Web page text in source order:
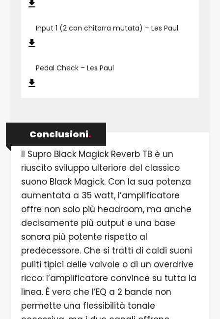
Input 1 (2 con chitarra mutata) – Les Paul
Pedal Check – Les Paul
Conclusioni.
Il Supro Black Magick Reverb TB è un
riuscito sviluppo ulteriore del classico
suono Black Magick. Con la sua potenza
aumentata a 35 watt, l’amplificatore
offre non solo più headroom, ma anche
decisamente più output e una base
sonora più potente rispetto al
predecessore. Che si tratti di caldi suoni
puliti tipici delle valvole o di un overdrive
ricco: l’amplificatore convince su tutta la
linea. È vero che l’EQ a 2 bande non
permette una flessibilità tonale